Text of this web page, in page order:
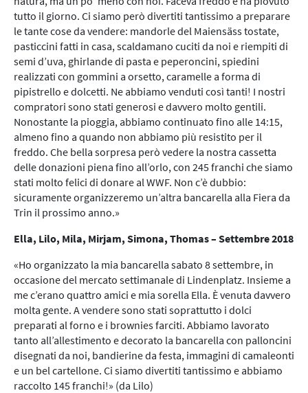
tutto il giorno. Ci siamo però divertiti tantissimo a preparare
le tante cose da vendere: mandorle del Maiensäss tostate,
pasticcini fatti in casa, scaldamano cuciti da noi e riempiti di
semi d’uva, ghirlande di pasta e peperoncini, spiedini
realizzati con gommini a orsetto, caramelle a forma di
pipistrello e dolcetti. Ne abbiamo venduti così tanti! I nostri
compratori sono stati generosi e davvero molto gentili.
Nonostante la pioggia, abbiamo continuato fino alle 14:15,
almeno fino a quando non abbiamo più resistito per il
freddo. Che bella sorpresa però vedere la nostra cassetta
delle donazioni piena fino all’orlo, con 245 franchi che siamo
stati molto felici di donare al WWF. Non c’è dubbio:
sicuramente organizzeremo un’altra bancarella alla Fiera da
Trin il prossimo anno.»
Ella, Lilo, Mila, Mirjam, Simona, Thomas – Settembre 2018
«Ho organizzato la mia bancarella sabato 8 settembre, in
occasione del mercato settimanale di Lindenplatz. Insieme a
me c’erano quattro amici e mia sorella Ella. È venuta davvero
molta gente. A vendere sono stati soprattutto i dolci
preparati al forno e i brownies farciti. Abbiamo lavorato
tanto all’allestimento e decorato la bancarella con palloncini
disegnati da noi, bandierine da festa, immagini di camaleonti
e un bel cartellone. Ci siamo divertiti tantissimo e abbiamo
raccolto 145 franchi!» (da Lilo)